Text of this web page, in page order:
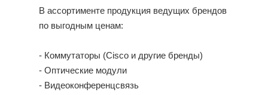
В ассортименте продукция ведущих брендов
по выгодным ценам:
- Коммутаторы (Cisco и другие бренды)
- Оптические модули
- Видеоконференцсвязь